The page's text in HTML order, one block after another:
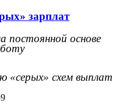
зарплат
постоянной основе
«серых» схем выплат